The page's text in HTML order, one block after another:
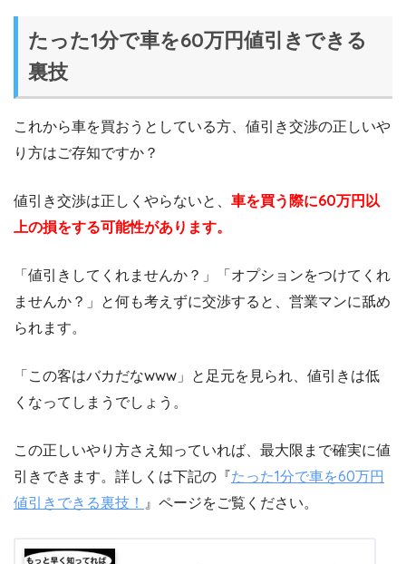
たった1分で車を60万円値引きできる
裏技
これから車を買おうとしている方、値引き交渉の正しいや
り方はご存知ですか？
値引き交渉は正しくやらないと、 車を買う際に60万円以
上の損をする可能性があります。
「値引きしてくれませんか？」「オプションをつけてくれ
ませんか？」と何も考えずに交渉すると、営業マンに舐め
られます。
「この客はバカだなwww」と足元を見られ、値引きは低
くなってしまうでしょう。
この正しいやり方さえ知っていれば、最大限まで確実に値
引きできます。詳しくは下記の『たった1分で車を60万円
値引きできる裏技！ 』ページをご覧ください。